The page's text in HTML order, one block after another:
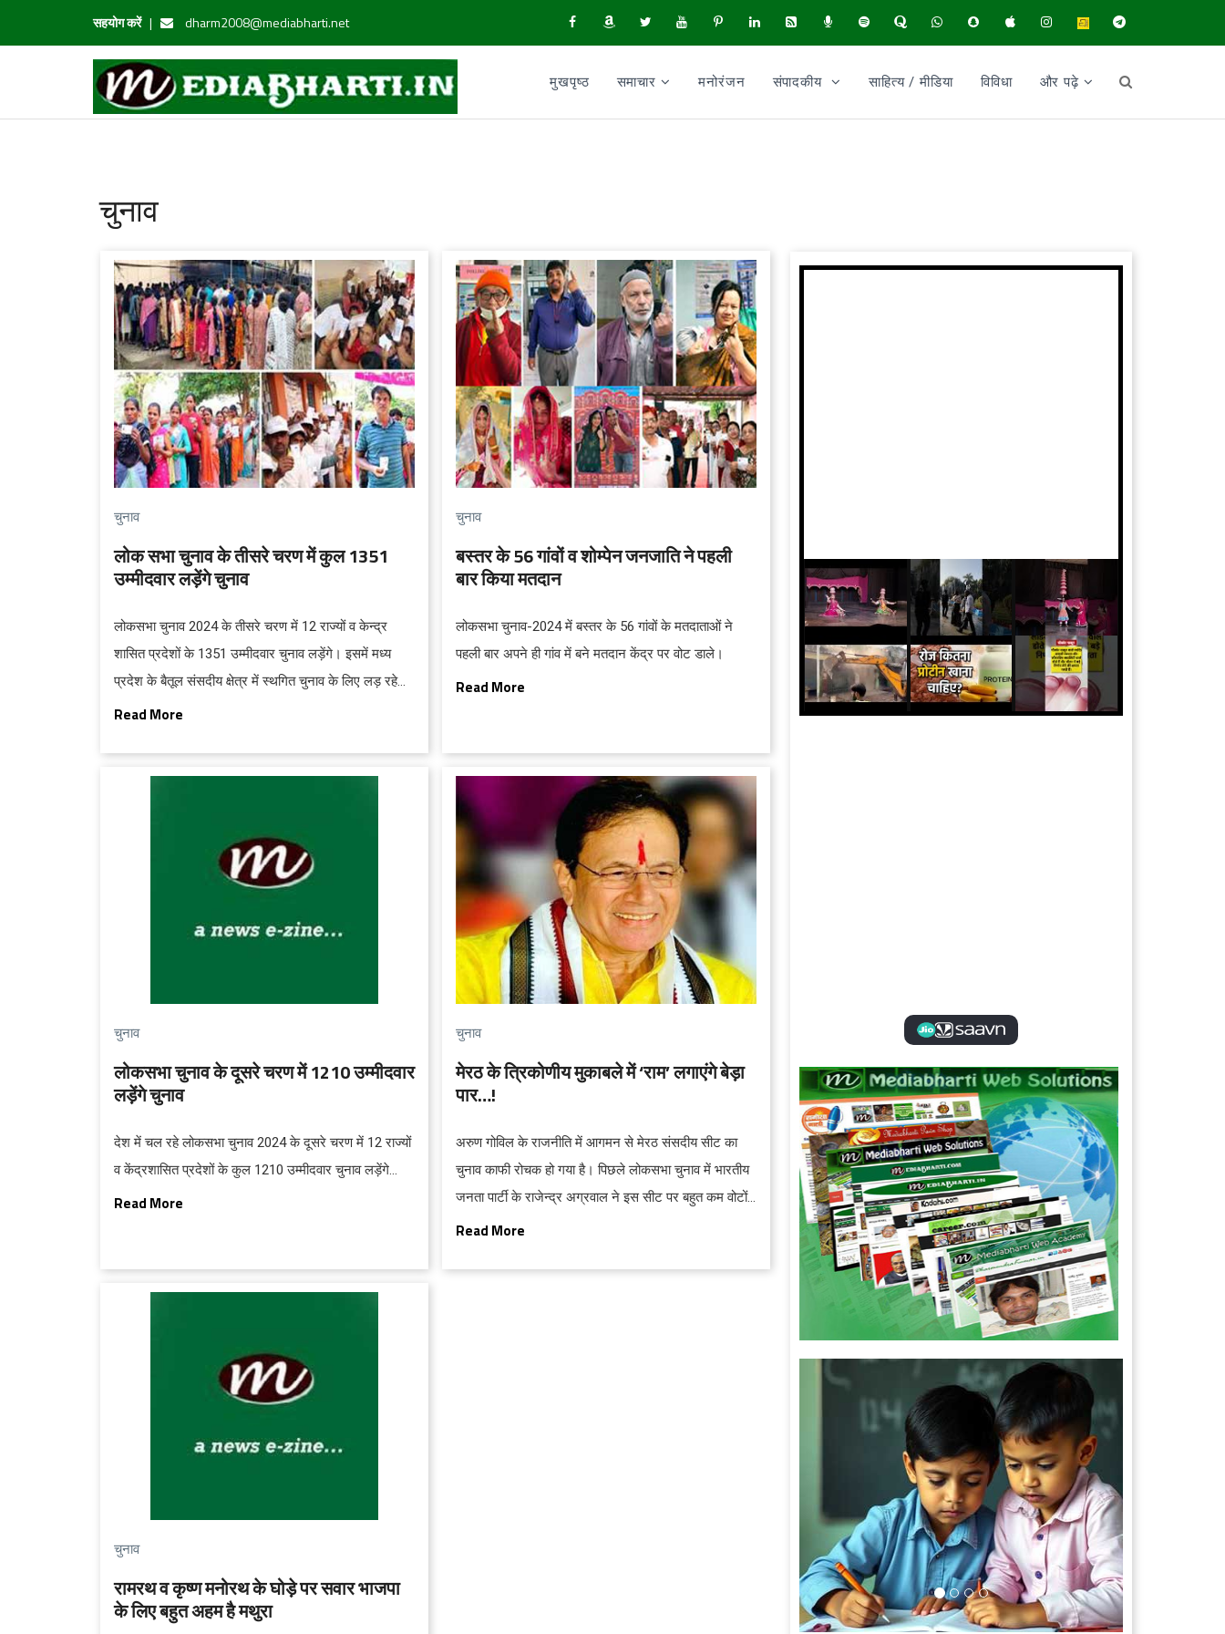
सहयोग करें | dharm2008@mediabharti.net
मुखपृष्ठ समाचार मनोरंजन संपादकीय साहित्य / मीडिया विविधा और पढ़े
चुनाव
चुनाव
लोक सभा चुनाव के तीसरे चरण में कुल 1351
उम्मीदवार लड़ेंगे चुनाव
लोकसभा चुनाव 2024 के तीसरे चरण में 12 राज्यों व केन्‍द्र
शासित प्रदेशों के 1351 उम्मीदवार चुनाव लड़ेंगे। इसमें मध्य
प्रदेश के बैतूल संसदीय क्षेत्र में स्थगित चुनाव के लिए लड़ रहे
आठ उम्मीदवार शामिल हैं। इसके अतिरिक्त, गुजरात के सूरत
Read More
चुनाव
बस्तर के 56 गांवों व शोम्पेन जनजाति ने पहली
बार किया मतदान
लोकसभा चुनाव-2024 में बस्तर के 56 गांवों के मतदाताओं ने
पहली बार अपने ही गांव में बने मतदान केंद्र पर वोट डाले।
Read More
चुनाव
लोकसभा चुनाव के दूसरे चरण में 1210 उम्मीदवार
लड़ेंगे चुनाव
देश में चल रहे लोकसभा चुनाव 2024 के दूसरे चरण में 12 राज्यों
व केंद्रशासित प्रदेशों के कुल 1210 उम्मीदवार चुनाव लड़ेंगे...
Read More
चुनाव
मेरठ के त्रिकोणीय मुकाबले में ‘राम’ लगाएंगे बेड़ा
पार…!
अरुण गोविल के राजनीति में आगमन से मेरठ संसदीय सीट का
चुनाव काफी रोचक हो गया है। पिछले लोकसभा चुनाव में भारतीय
जनता पार्टी के राजेन्द्र अग्रवाल ने इस सीट पर बहुत कम वोटों
के अन्तर से विजय प्राप्त की थी और तब यह चुनाव मात्र हिन्दू-
Read More
चुनाव
रामरथ व कृष्ण मनोरथ के घोड़े पर सवार भाजपा
के लिए बहुत अहम है मथुरा